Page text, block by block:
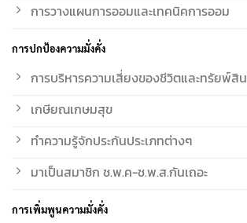
การวางแผนการออมและเทคนิคการออม
การปกป้องความมั่งคั่ง
การบริหารความเสี่ยงของชีวิตและทรัยพ์สิน
เกษียณเกษมสุข
ทำความรู้จักประกันประเภทต่างๆ
มาเป็นสมาชิก ช.พ.ค-ช.พ.ส.กันเถอะ
การเพิ่มพูนความมั่งคั่ง